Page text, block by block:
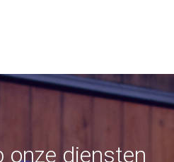
onze diensten